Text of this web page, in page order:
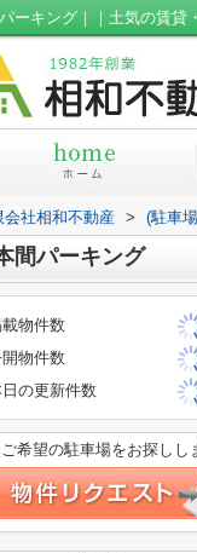
ーキング｜｜土気の賃貸
会社相和不動産 > (駐車
間パーキング
物件数
物件数
の更新件数
希望の駐車場をお探しし